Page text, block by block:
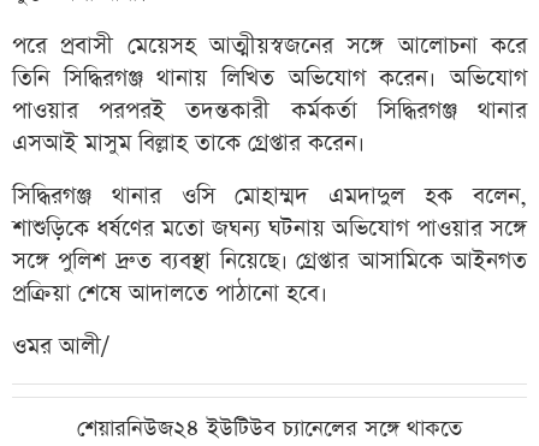
পরে প্রবাসী মেয়েসহ আত্মীয়স্বজনের সঙ্গে আলোচনা করে
তিনি সিদ্ধিরগঞ্জ থানায় লিখিত অভিযোগ করেন। অভিযোগ
পাওয়ার পরপরই তদন্তকারী কর্মকর্তা সিদ্ধিরগঞ্জ থানার
এসআই মাসুম বিল্লাহ তাকে গ্রেপ্তার করেন।
সিদ্ধিরগঞ্জ থানার ওসি মোহাম্মদ এমদাদুল হক বলেন,
শাশুড়িকে ধর্ষণের মতো জঘন্য ঘটনায় অভিযোগ পাওয়ার সঙ্গে
সঙ্গে পুলিশ দ্রুত ব্যবস্থা নিয়েছে। গ্রেপ্তার আসামিকে আইনগত
প্রক্রিয়া শেষে আদালতে পাঠানো হবে।
ওমর আলী/
শেয়ারনিউজ২৪ ইউটিউব চ্যানেলের সঙ্গে থাকতে